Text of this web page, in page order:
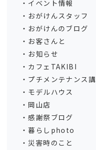
イベント情報
おがけんスタッフ
おがけんのブログ
お客さんと
お知らせ
カフェTAKIBI
プチメンテナンス
モデルハウス
岡山店
感謝祭ブログ
暮らしphoto
災害時のこと